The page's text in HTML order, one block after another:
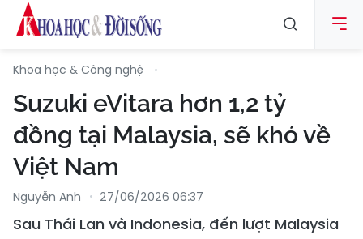
Khoa học & Công nghệ
Suzuki eVitara hơn 1,2 tỷ
đồng tại Malaysia, sẽ khó về
Việt Nam
Nguyễn Anh 27/06/2026 06:37
Sau Thái Lan và Indonesia, đến lượt Malaysia